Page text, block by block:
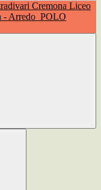
Liceo
- Arredo POLO